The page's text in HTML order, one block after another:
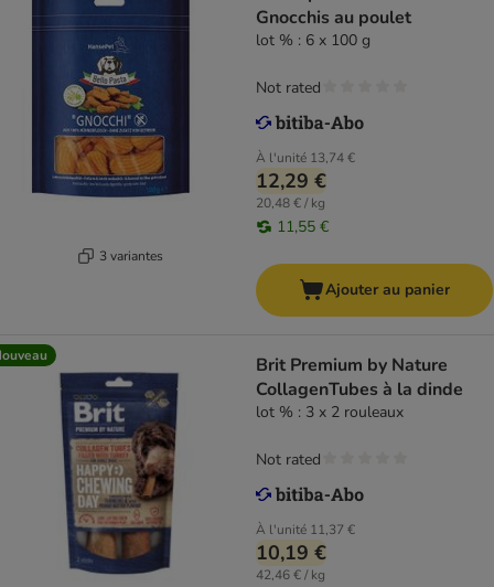
3 variantes
Gnocchis au poulet
lot % : 6 x 100 g
À l'unité 13,74 €
12,29 €
20,48 € / kg
11,55 €
Not rated
Ajouter au panier
Brit Premium by Nature
CollagenTubes à la dinde
lot % : 3 x 2 rouleaux
À l'unité 11,37 €
10,19 €
42,46 € / kg
Not rated